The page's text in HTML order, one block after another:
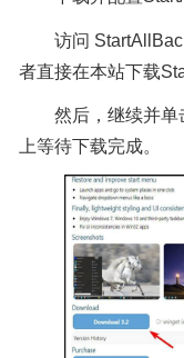
访问 StartAllBack
者直接在本站下载
然后，继续并单击
上等待下载完成。